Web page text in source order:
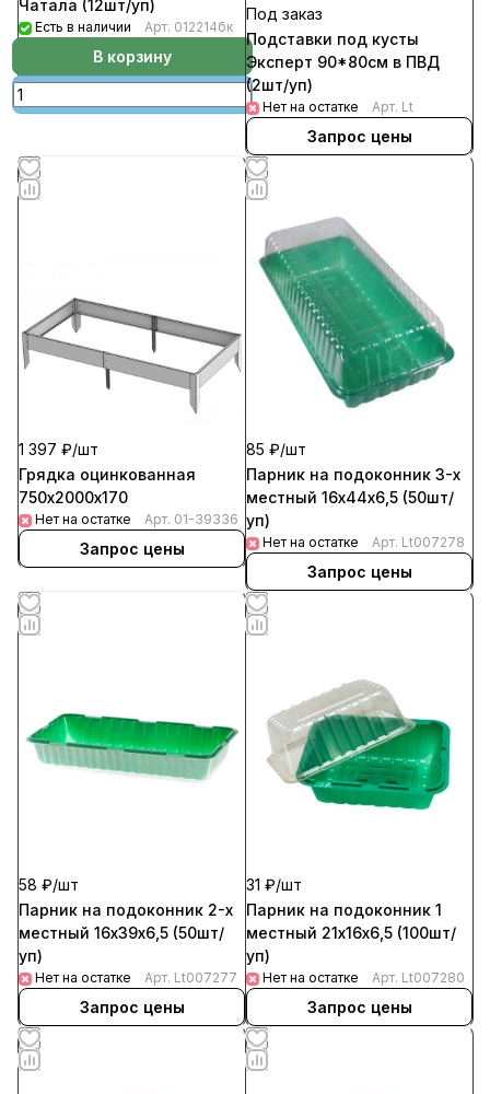
Чатала (12шт/уп)
Есть в наличии Арт. 012214бк
В корзину
Под заказ
Подставки под кусты
Эксперт 90*80см в ПВД
(2шт/уп)
Нет на остатке Арт. Lt
Запрос цены
1 397 ₽/шт
Грядка оцинкованная
750х2000х170
Нет на остатке Арт. 01-39336
Запрос цены
85 ₽/шт
Парник на подоконник 3-х
местный 16х44х6,5 (50шт/
уп)
Нет на остатке Арт. Lt007278
Запрос цены
58 ₽/шт
Парник на подоконник 2-х
местный 16х39х6,5 (50шт/
уп)
Нет на остатке Арт. Lt007277
Запрос цены
31 ₽/шт
Парник на подоконник 1
местный 21х16х6,5 (100шт/
уп)
Нет на остатке Арт. Lt007280
Запрос цены